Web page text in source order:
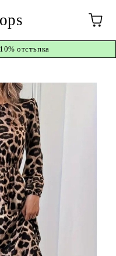
отстъпка